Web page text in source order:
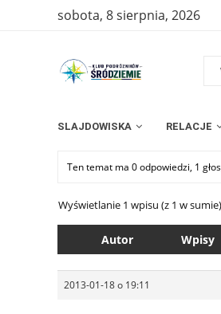
sobota, 8 sierpnia, 2026
SLAJDOWISKA RELACJE
Ten temat ma 0 odpowiedzi, 1
Wyświetlanie 1 wpisu (z 1 w sumie)
Autor Wpisy
2013-01-18 o 19:11